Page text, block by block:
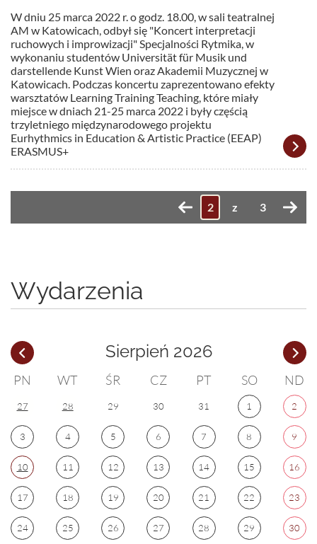
W dniu 25 marca 2022 r. o godz. 18.00, w sali teatralnej
AM w Katowicach, odbył się "Koncert interpretacji
ruchowych i improwizacji" Specjalności Rytmika, w
wykonaniu studentów Universität für Musik und
darstellende Kunst Wien oraz Akademii Muzycznej w
Katowicach. Podczas koncertu zaprezentowano efekty
warsztatów Learning Training Teaching, które miały
miejsce w dniach 21-25 marca 2022 i były częścią
trzyletniego międzynarodowego projektu
Eurhythmics in Education & Artistic Practice (EEAP)
ERASMUS+
z 3
Wydarzenia
Sierpień 2026
PN WT ŚR CZ PT SO ND
27 28 29 30 31 1 2
3 4 5 6 7 8 9
10 11 12 13 14 15 16
17 18 19 20 21 22 23
24 25 26 27 28 29 30